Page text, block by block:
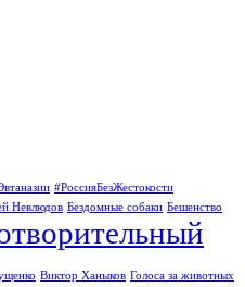
#РоссияБезЖестокости
Невлюдов Бездомные собаки Бешенство
Виктор Ханыков Голоса за животных